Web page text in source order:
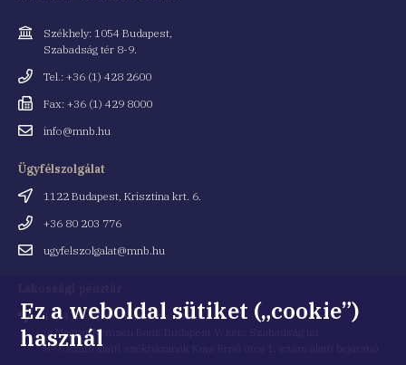
Cím
Székhely: 1054 Budapest,
Szabadság tér 8-9.
Telefonszám
Tel.: +36 (1) 428 2600
Fax
Fax: +36 (1) 429 8000
Emailinfo@mnb.hu
Ügyfélszolgálat
Cím
1122 Budapest, Krisztina krt. 6.
Telefonszám
+36 80 203 776
Emailugyfelszolgalat@mnb.hu
Cím 1054 Budapest, Kiss Ernő utca 1.
(a Magyar Nemzeti Bank Budapest V. ker., Szabadság tér
8-9. szám alatti székházának Kiss Ernő utca 1. szám alatti bejárata)
Ez a weboldal sütiket („cookie”)
használ